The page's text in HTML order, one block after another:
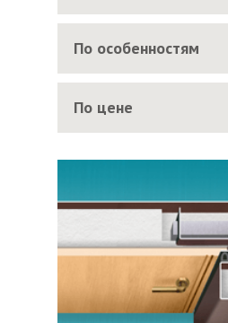
По особенностям
По цене